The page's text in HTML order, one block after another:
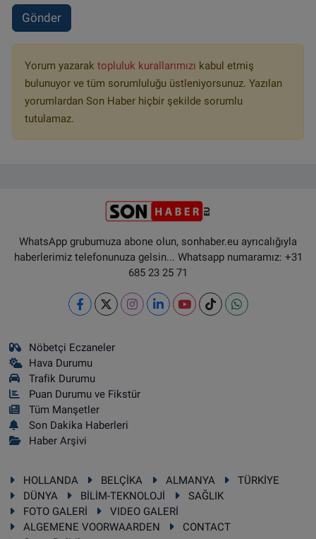
Gönder
Yorum yazarak topluluk kurallarımızı kabul etmiş
bulunuyor ve tüm sorumluluğu üstleniyorsunuz. Yazılan
yorumlardan Son Haber hiçbir şekilde sorumlu
tutulamaz.
WhatsApp grubumuza abone olun, sonhaber.eu ayrıcalığıyla
haberlerimiz telefonunuza gelsin... Whatsapp numaramız: +31
685 23 25 71
Nöbetçi Eczaneler
Hava Durumu
Trafik Durumu
Puan Durumu ve Fikstür
Tüm Manşetler
Son Dakika Haberleri
Haber Arşivi
HOLLANDA BELÇİKA ALMANYA
TÜRKİYE
DÜNYA
BİLİM-TEKNOLOJİ
SAĞLIK
FOTO GALERİ
VIDEO GALERİ
ALGEMENE VOORWAARDEN
CONTACT